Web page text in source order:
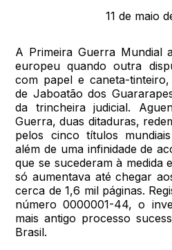
11 de maio
A Primeira Guerra Mundial
europeu quando outra
com papel e caneta-
de Jaboatão dos
da trincheira judicial.
Guerra, duas ditaduras,
pelos cinco títulos
além de uma infinidade de
que se sucederam à medida
só aumentava até chegar
cerca de 1,6 mil páginas.
número 0000001-44, o
mais antigo processo
Brasil.